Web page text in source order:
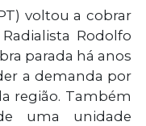
voltou a cobrar
Rodolfo
parada há anos
a demanda por
região. Também
uma unidade